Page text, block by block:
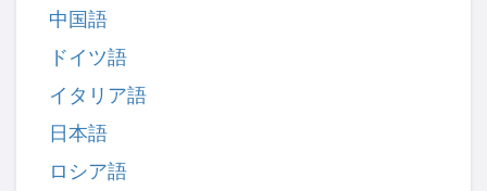
中国語
ドイツ語
イタリア語
日本語
ロシア語